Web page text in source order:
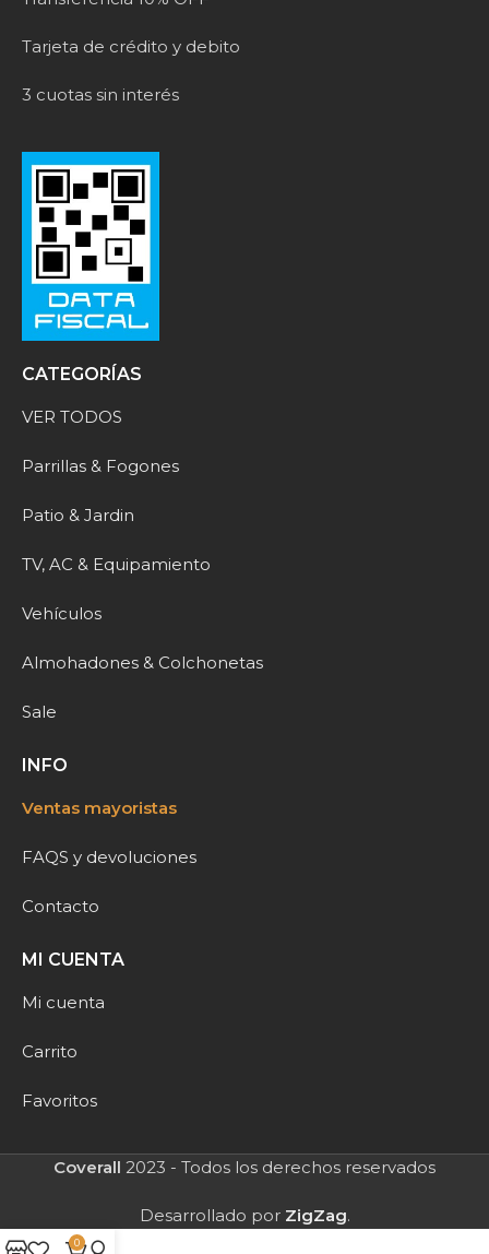
t
v
Tarjeta de crédito y debito
3 cuotas sin interés
CATEGORÍAS
VER TODOS
Parrillas & Fogones
Patio & Jardin
TV, AC & Equipamiento
Vehículos
Almohadones & Colchonetas
Sale
INFO
Ventas mayoristas
FAQS y devoluciones
Contacto
MI CUENTA
Mi cuenta
Carrito
Favoritos
Coverall 2023 - Todos los derechos reservados
Desarrollado por ZigZag.
0